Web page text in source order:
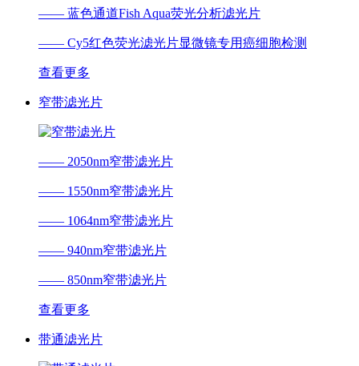
—— 蓝色通道Fish Aqua荧光分析滤光片
—— Cy5红色荧光滤光片显微镜专用癌细胞检测
查看更多
窄带滤光片
—— 2050nm窄带滤光片
—— 1550nm窄带滤光片
—— 1064nm窄带滤光片
—— 940nm窄带滤光片
—— 850nm窄带滤光片
查看更多
带通滤光片